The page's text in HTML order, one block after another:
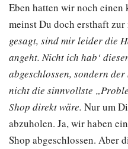
Eben hatten wir noch einen
meinst Du doch ersthaft
gesagt, sind mir leider die
angeht. Nicht ich hab‘
abgeschlossen, sondern
nicht die sinnvollste
Shop direkt wäre. Nur um
abzuholen. Ja, wir haben
Shop abgeschlossen. Aber